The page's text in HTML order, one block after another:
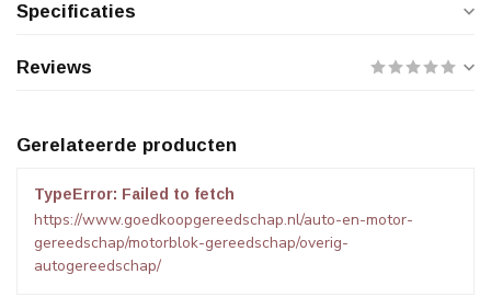
Specificaties
Reviews
Gerelateerde producten
TypeError: Failed to fetch
https://www.goedkoopgereedschap.nl/auto-en-motor-
gereedschap/motorblok-gereedschap/overig-
autogereedschap/